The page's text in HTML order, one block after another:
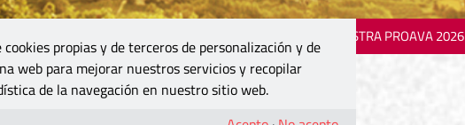
MOSTRA PROAVA 2026
propias y de terceros de personalización y de
web para mejorar nuestros servicios y recopilar
de la navegación en nuestro sitio web.